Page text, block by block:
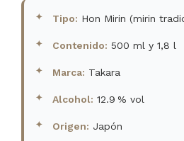
Tipo: Hon Mirin (mirin
Contenido: 500 ml y 1,8 l
Marca: Takara
Alcohol: 12.9 % vol
Origen: Japón